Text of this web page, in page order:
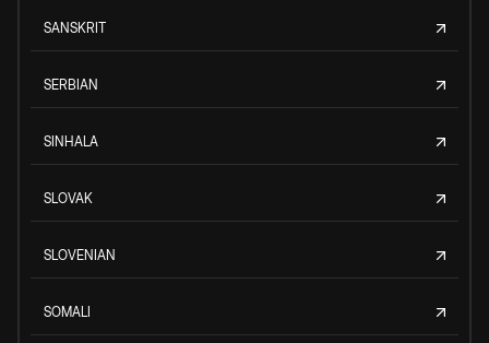
SANSKRIT
SERBIAN
SINHALA
SLOVAK
SLOVENIAN
SOMALI